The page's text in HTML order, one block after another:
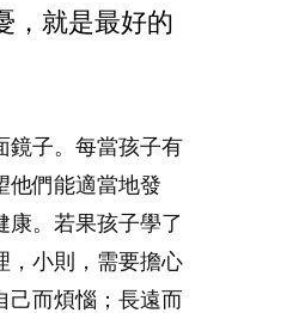
，就是最好的
鏡子。每當孩子有
他們能適當地發
康。若果孩子學了
，小則，需要擔心
己而煩惱；長遠而